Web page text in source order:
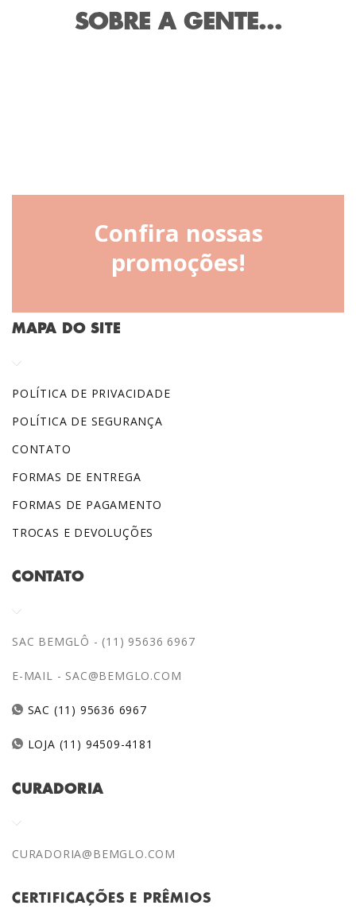
SOBRE A GENTE...
Confira nossas
promoções!
MAPA DO SITE
POLÍTICA DE PRIVACIDADE
POLÍTICA DE SEGURANÇA
CONTATO
FORMAS DE ENTREGA
FORMAS DE PAGAMENTO
TROCAS E DEVOLUÇÕES
CONTATO
SAC BEMGLÔ - (11) 95636 6967
E-MAIL - SAC@BEMGLO.COM
SAC (11) 95636 6967
LOJA (11) 94509-4181
CURADORIA
CURADORIA@BEMGLO.COM
CERTIFICAÇÕES E PRÊMIOS